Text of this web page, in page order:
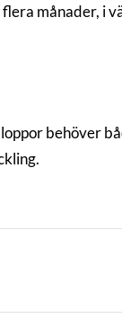
månader, i
behöver